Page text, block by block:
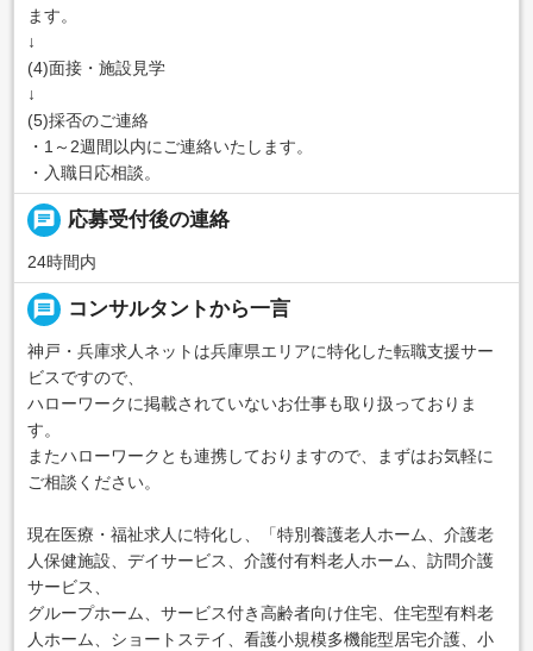
ます。
↓
(4)面接・施設見学
↓
(5)採否のご連絡
・1～2週間以内にご連絡いたします。
・入職日応相談。
chat 応募受付後の連絡
24時間内
message コンサルタントから一言
神戸・兵庫求人ネットは兵庫県エリアに特化した転職支援サー
ビスですので、
ハローワークに掲載されていないお仕事も取り扱っておりま
す。
またハローワークとも連携しておりますので、まずはお気軽に
ご相談ください。
現在医療・福祉求人に特化し、「特別養護老人ホーム、介護老
人保健施設、デイサービス、介護付有料老人ホーム、訪問介護
サービス、
グループホーム、サービス付き高齢者向け住宅、住宅型有料老
人ホーム、ショートステイ、看護小規模多機能型居宅介護、小